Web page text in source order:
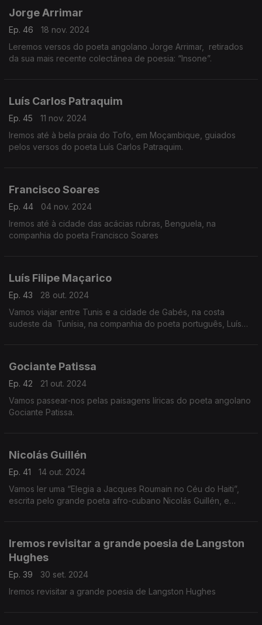
Jorge Arrimar
Ep. 46
18 nov. 2024
Leremos versos do poeta angolano Jorge Arrimar, retirados
da sua mais recente colectânea de poesia: “Insone”.
Luís Carlos Patraquim
Ep. 45
11 nov. 2024
Iremos até à bela praia do Tofo, em Moçambique, guiados
pelos versos do poeta Luís Carlos Patraquim.
Francisco Soares
Ep. 44
04 nov. 2024
Iremos até à cidade das acácias rubras, Benguela, na
companhia do poeta Francisco Soares
Luís Filipe Maçarico
Ep. 43
28 out. 2024
Vamos viajar entre Tunis e a cidade de Gabés, na costa
sudeste da Tunísia, na companhia do poeta português, Luís
Gociante Patissa
Ep. 42
21 out. 2024
Vamos passear-nos pelas paisagens líricas do poeta angolano
Gociante Patissa.
Nicolás Guillén
Ep. 41
14 out. 2024
Vamos ler uma “Elegia a Jacques Roumain no Céu do Haiti”,
escrita pelo grande poeta afro-cubano Nicolás Guillén, e
Iremos revisitar a grande poesia de Langston
Hughes
Ep. 39
30 set. 2024
Iremos revisitar a grande poesia de Langston Hughes